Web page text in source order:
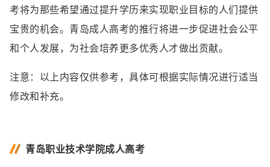
考将为那些希望通过提升学历来实现职业目标的人们提供
宝贵的机会。青岛成人高考的推行将进一步促进社会公平
和个人发展，为社会培养更多优秀人才做出贡献。
注意：以上内容仅供参考，具体可根据实际情况进行适当
修改和补充。
青岛职业技术学院成人高考